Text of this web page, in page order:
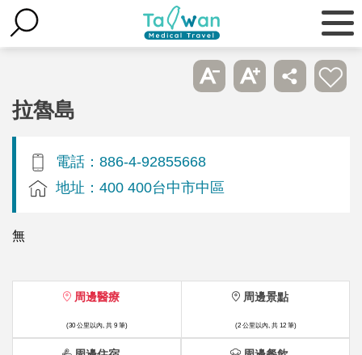
拉魯島
電話：886-4-92855668
地址：400 400台中市中區
無
周邊醫療
(30 公里以內, 共 9 筆)
周邊景點
(2 公里以內, 共 12 筆)